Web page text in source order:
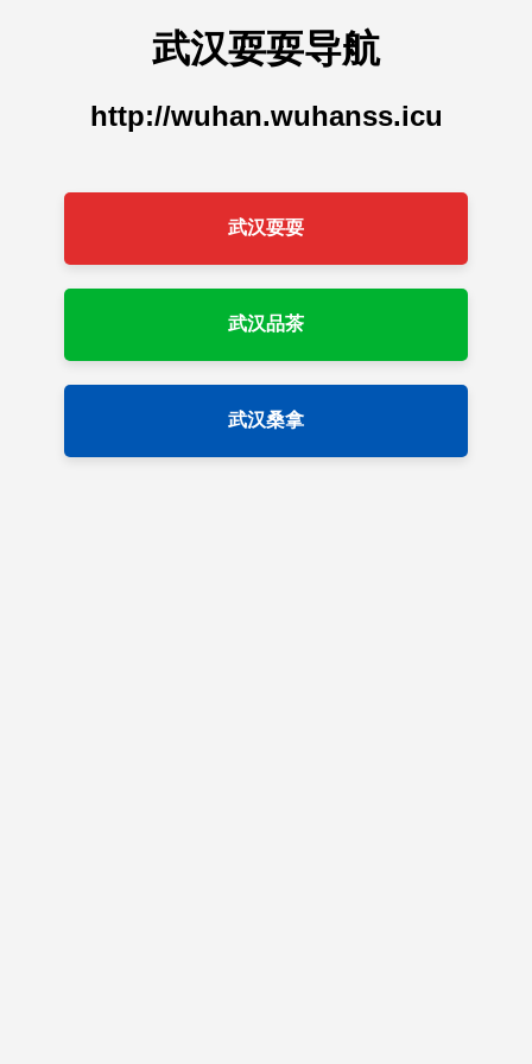
武汉耍耍导航
http://wuhan.wuhanss.icu
武汉耍耍
武汉品茶
武汉桑拿